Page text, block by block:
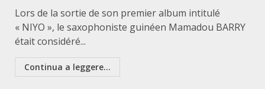
Lors de la sortie de son premier album intitulé
« NIYO », le saxophoniste guinéen Mamadou BARRY
était considéré...
Continua a leggere...